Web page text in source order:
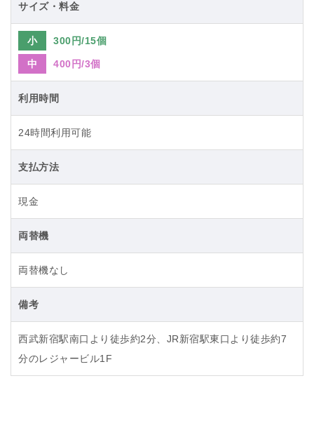
サイズ・料金
小 300円/15個
中 400円/3個
利用時間
24時間利用可能
支払方法
現金
両替機
両替機なし
備考
西武新宿駅南口より徒歩約2分、JR新宿駅東口より徒歩約7
分のレジャービル1F